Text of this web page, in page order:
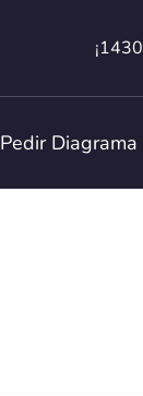
Pedir Diagrama